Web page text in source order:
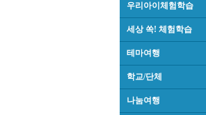
우리아이체험학습
세상 쏙! 체험학습
테마여행
학교/단체
나눔여행